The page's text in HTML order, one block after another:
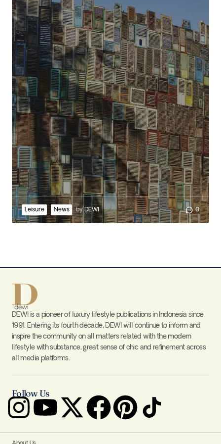
Leisure News byDEWI 0
DEWI is a pioneer of luxury lifestyle publications in Indonesia since
1991. Entering its fourth decade, DEWI will continue to inform and
inspire the community on all matters related with the modern
lifestyle with substance, great sense of chic and refinement across
all media platforms.
Follow Us